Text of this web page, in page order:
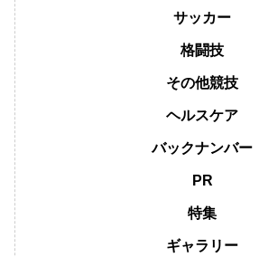
サッカー
格闘技
その他競技
ヘルスケア
バックナンバー
PR
特集
ギャラリー